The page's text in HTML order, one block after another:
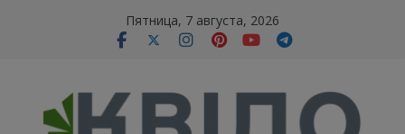
Пятница, 7 августа, 2026
modal-check